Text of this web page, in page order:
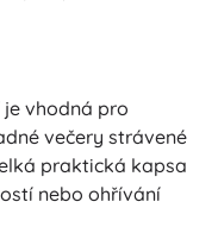
vhodná pro
večery strávené
praktická kapsa
nebo ohřívání